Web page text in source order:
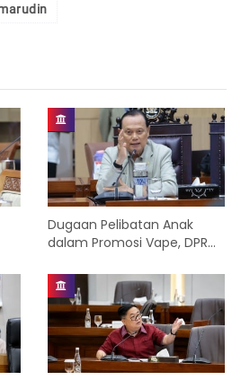
Dugaan Pelibatan Anak
dalam Promosi Vape, DPR
Mengusut secara Tuntas